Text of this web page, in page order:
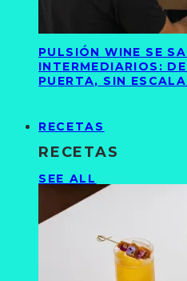
PULSIÓN WINE SE
INTERMEDIARIOS:
PUERTA, SIN
RECETAS
RECETAS
SEE ALL